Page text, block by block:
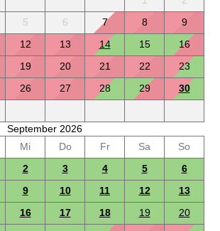
5 6 7 8
9
12 13 14 15
16
19 20 21 22
23
26 27 28 29
30
September 2026
Mi Do Fr Sa
So
2 3 4 5
6
9 10 11 12
13
16 17 18 19
20